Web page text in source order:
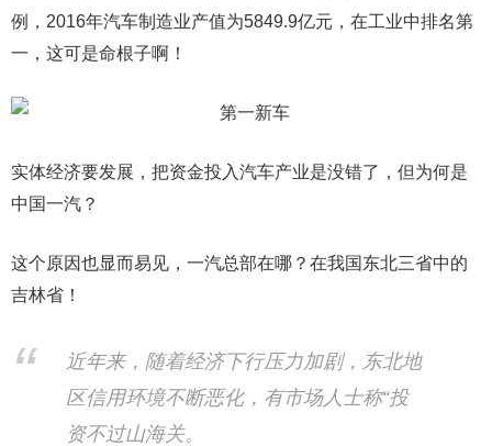
例，2016年汽车制造业产值为5849.9亿元，在工业中排名第
一，这可是命根子啊！
实体经济要发展，把资金投入汽车产业是没错了，但为何是
中国一汽？
这个原因也显而易见，一汽总部在哪？在我国东北三省中的
吉林省！
近年来，随着经济下行压力加剧，东北地
区信用环境不断恶化，有市场人士称“投
资不过山海关。